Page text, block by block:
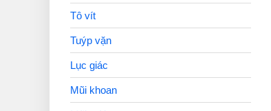
Tô vít
Tuýp vặn
Lục giác
Mũi khoan